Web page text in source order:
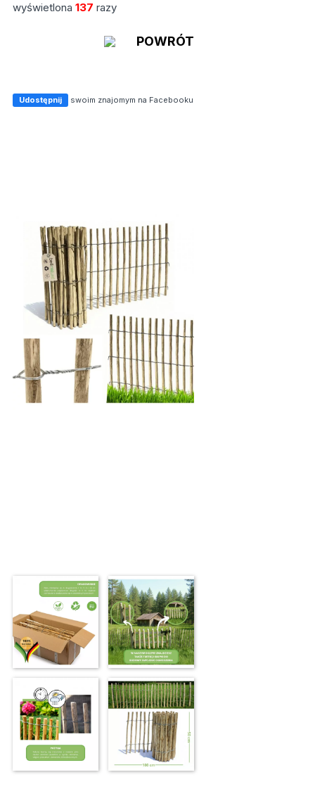
wyświetlona 137 razy
POWRÓT
Udostępnij swoim znajomym na Facebooku